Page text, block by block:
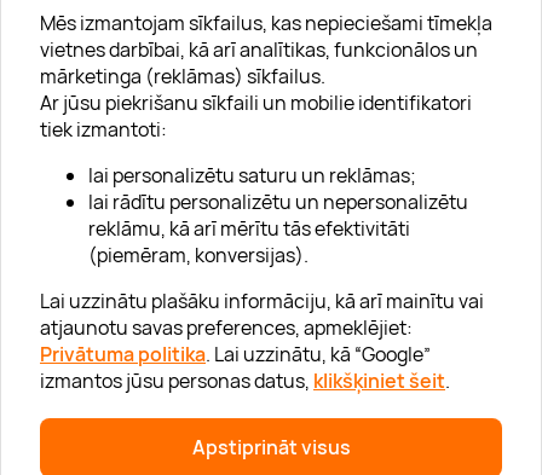
Mēs izmantojam sīkfailus, kas nepieciešami tīmekļa
vietnes darbībai, kā arī analītikas, funkcionālos un
mārketinga (reklāmas) sīkfailus.
Ar jūsu piekrišanu sīkfaili un mobilie identifikatori
tiek izmantoti:
lai personalizētu saturu un reklāmas;
lai rādītu personalizētu un nepersonalizētu
reklāmu, kā arī mērītu tās efektivitāti
(piemēram, konversijas).
Lai uzzinātu plašāku informāciju, kā arī mainītu vai
atjaunotu savas preferences, apmeklējiet:
Privātuma politika. Lai uzzinātu, kā “Google”
izmantos jūsu personas datus, klikšķiniet šeit.
Apstiprināt visus
Par "Lieliska dāvana"
Uzņēmumiem
Palīdzība
“GERA DOVANA” GRUPA